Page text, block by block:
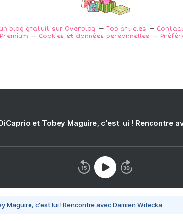
blog gratuit sur Overblog Top articles Contact
Cookies et données personnelles
et Tobey Maguire, c'est lui ! Rencontre
Maguire, c'est lui ! Rencontre avec Damien Witecka